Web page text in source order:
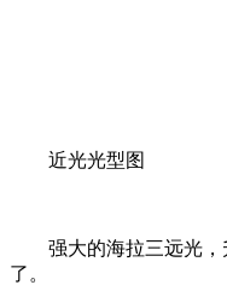
近光光型图
强大的海拉三远光，
了。